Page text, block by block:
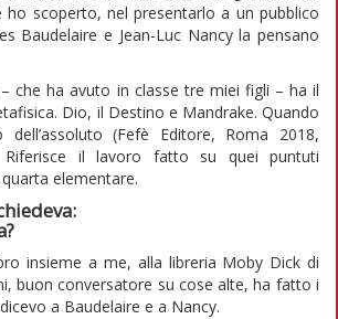
scoperto, nel presentarlo a un pubblico
Baudelaire e Jean-Luc Nancy la pensano
che ha avuto in classe tre miei figli – ha il
Dio, il Destino e Mandrake. Quando
(Fefè Editore, Roma 2018,
Riferisce il lavoro fatto su quei puntuti
elementare.
insieme a me, alla libreria Moby Dick di
buon conversatore su cose alte, ha fatto i
a Baudelaire e a Nancy.